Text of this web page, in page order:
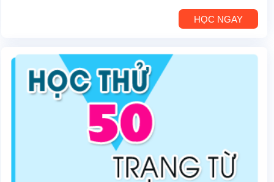
HỌC NGAY